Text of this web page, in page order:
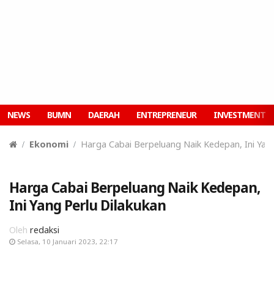
NEWS BUMN DAERAH ENTREPRENEUR INVESTMENT
Ekonomi Harga Cabai Berpeluang Naik Kedepan, Ini
Harga Cabai Berpeluang Naik Kedepan,
Ini Yang Perlu Dilakukan
Oleh redaksi
Selasa, 10 Januari 2023, 22:17